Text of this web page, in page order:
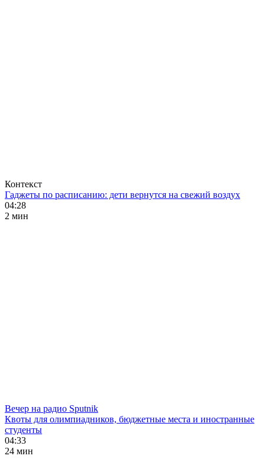
Контекст
Гаджеты по расписанию: дети вернутся на свежий воздух
04:28
2 мин
Вечер на радио Sputnik
Квоты для олимпиадников, бюджетные места и иностранные
студенты
04:33
24 мин